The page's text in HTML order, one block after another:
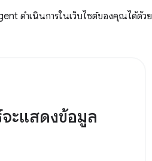
ดำเนินการในเว็บไซต์ของคุณได้ด้วย
จะแสดงข้อมูล